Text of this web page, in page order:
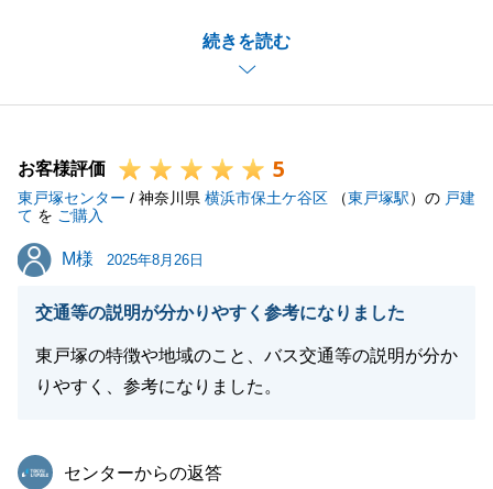
続きを読む
てしまいましたが無事にお引き渡しまで進めることが
でき、大変うれしく思います。
また、各所で奥様にはサポートして頂きありがとうご
また何か不動産でお困りごとが御座いましたら、お気
軽にご相談をよろしくお願いいたします。
お客様評価 5
東戸塚センター / 神奈川県 横浜市保土ケ谷区 （東戸塚駅）の 戸建
て を ご購入
M様
M様 2025年8月26日
交通等の説明が分かりやすく参考になりました
東戸塚の特徴や地域のこと、バス交通等の説明が分か
りやすく、参考になりました。
東急リバブル
センターからの返答